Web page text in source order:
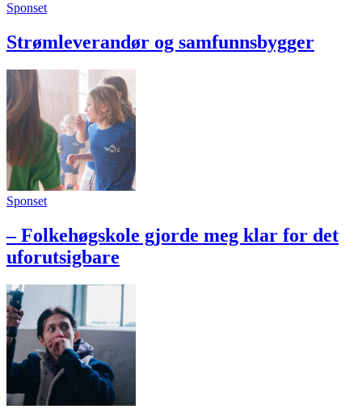
Sponset
Strømleverandør og samfunnsbygger
Sponset
– Folkehøgskole gjorde meg klar for det
uforutsigbare